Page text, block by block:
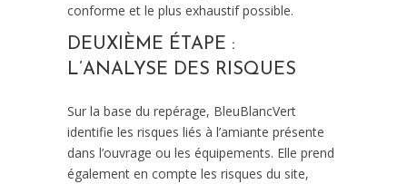
conforme et le plus exhaustif possible.
DEUXIÈME ÉTAPE :
L’ANALYSE DES RISQUES
Sur la base du repérage, BleuBlancVert
identifie les risques liés à l’amiante présente
dans l’ouvrage ou les équipements. Elle prend
également en compte les risques du site,